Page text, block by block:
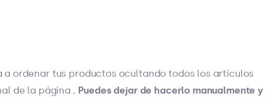
a ordenar tus productos ocultando todos los artículos
de la página . Puedes dejar de hacerlo manualmente y